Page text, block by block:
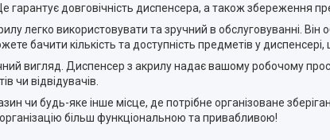
гарантує довговічність диспенсера, а також збереження
легко використовувати та зручний в обслуговуванні.
бачити кількість та доступність предметів у
вигляд. Диспенсер з акрилу надає вашому робочому
чи відвідувачів.
чи будь-яке інше місце, де потрібне організоване
більш функціональною та привабливою!